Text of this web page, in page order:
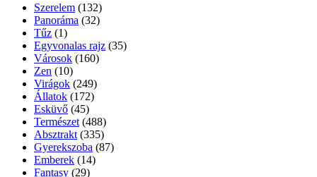
Szerelem (132)
Panoráma (32)
Tűz (1)
Egyvonalas rajz (35)
Városok (160)
Zen (10)
Virágok (249)
Állatok (172)
Esküvő (45)
Természet (488)
Absztrakt (335)
Gyerekszoba (87)
Emberek (14)
Fantasy (29)